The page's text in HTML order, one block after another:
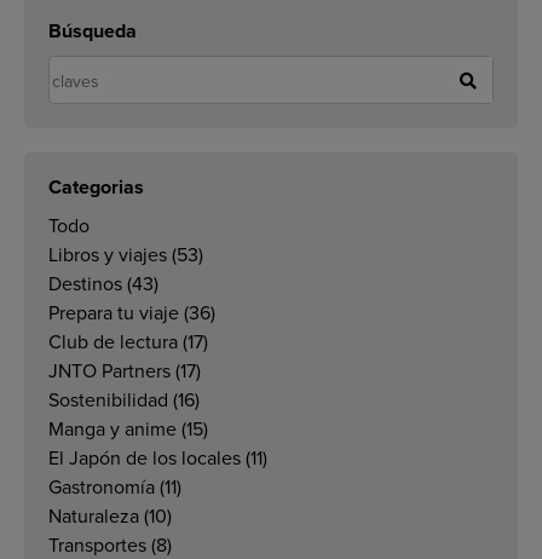
Búsqueda
Categorias
Todo
Libros y viajes (53)
Destinos (43)
Prepara tu viaje (36)
Club de lectura (17)
JNTO Partners (17)
Sostenibilidad (16)
Manga y anime (15)
El Japón de los locales (11)
Gastronomía (11)
Naturaleza (10)
Transportes (8)